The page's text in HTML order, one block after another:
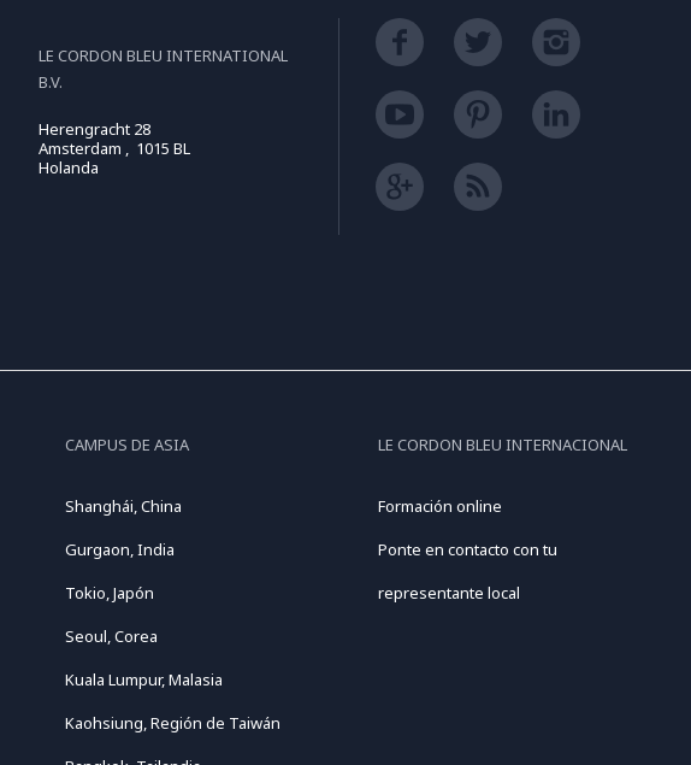
LE CORDON BLEU INTERNATIONAL
B.V.
Herengracht 28
Amsterdam , 1015 BL
Holanda
CAMPUS DE ASIA
Shanghái, China
Gurgaon, India
Tokio, Japón
Seoul, Corea
Kuala Lumpur, Malasia
Kaohsiung, Región de Taiwán
LE CORDON BLEU INTERNACIONAL
Formación online
Ponte en contacto con tu
representante local